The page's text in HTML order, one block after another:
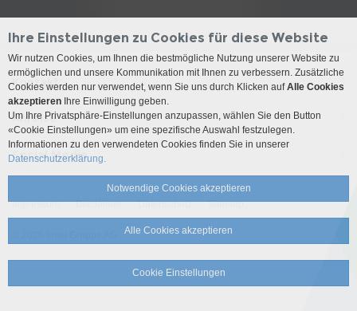
Kontakt
Anreise
Social Media
Impressum Disclaimer Datenschutz Sitemap
Ihre Einstellungen zu Cookies für diese Website
Wir nutzen Cookies, um Ihnen die bestmögliche Nutzung unserer Website zu
ermöglichen und unsere Kommunikation mit Ihnen zu verbessern. Zusätzliche
Cookies werden nur verwendet, wenn Sie uns durch Klicken aufAlle Cookies
akzeptieren Ihre Einwilligung geben.
Um Ihre Privatsphäre-Einstellungen anzupassen, wählen Sie den Button
«Cookie Einstellungen» um eine spezifische Auswahl festzulegen.
Informationen zu den verwendeten Cookies finden Sie in unserer
Datenschutzerklärung.
Notwendige Cookies akzeptieren
Alle Cookies akzeptieren
Cookie Einstellungen